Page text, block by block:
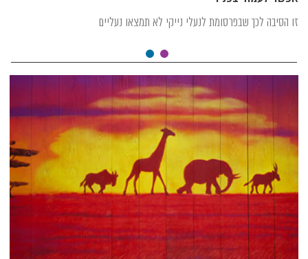
זו הסיבה לכך שבפרסומת לנעלי נייקי לא תמצאו נעליים